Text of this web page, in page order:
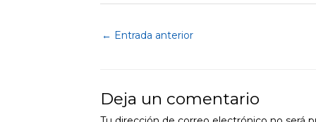
← Entrada anterior
Deja un comentario